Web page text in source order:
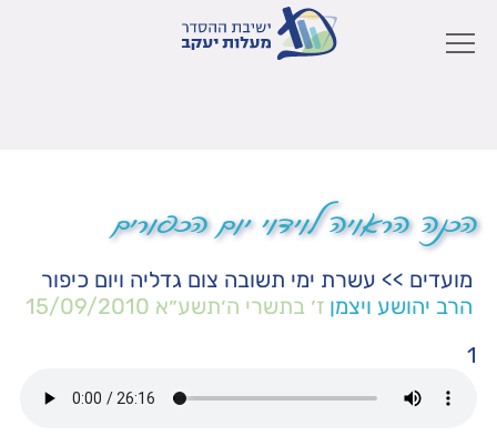
הכנה הראויה לוידוי יום הכפורים
מועדים >> עשרת ימי תשובה צום גדליה ויום כיפור
הרב יהושע ויצמן ז׳ בתשרי ה׳תשע״א 15/09/2010
1